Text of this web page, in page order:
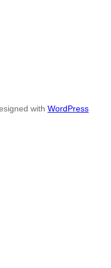
with WordPress